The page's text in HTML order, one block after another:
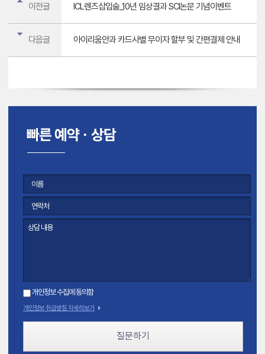
이전글 ICL렌즈삽입술_10년 임상결과 SCI논문 기념이벤트
다음글 아이리움안과 카드사별 무이자 할부 및 간편결제 안내
개인정보 수집에 동의함
개인정보 취급방침 자세히보기
질문하기